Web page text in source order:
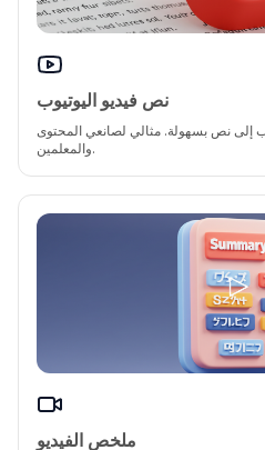
نص فيديو اليوتيوب
إلى نص بسهولة. مثالي لصانعي المحتوى
والمعلمين.
ملخص الفيديو